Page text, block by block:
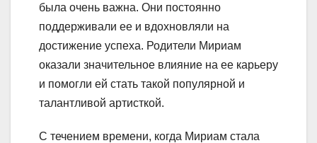
была очень важна. Они постоянно
поддерживали ее и вдохновляли на
достижение успеха. Родители Мириам
оказали значительное влияние на ее карьеру
и помогли ей стать такой популярной и
талантливой артисткой.
С течением времени, когда Мириам стала